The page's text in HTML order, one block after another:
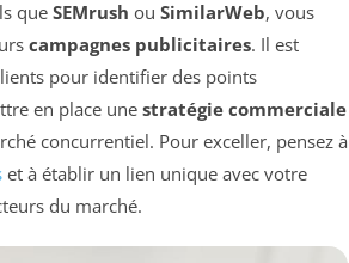
queSEMrush ou SimilarWeb, vous
campagnes publicitaires. Il est
pour identifier des points
en place une stratégie commerciale
concurrentiel. Pour exceller, pensez à
et à établir un lien unique avec votre
du marché.